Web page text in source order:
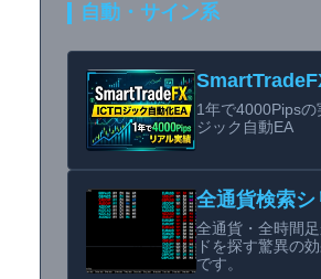
自動・サイン系
1年で4000Pipsの
ジック自動EA
全通貨検索シ
全通貨・全時間
ドを探す驚異の
です。